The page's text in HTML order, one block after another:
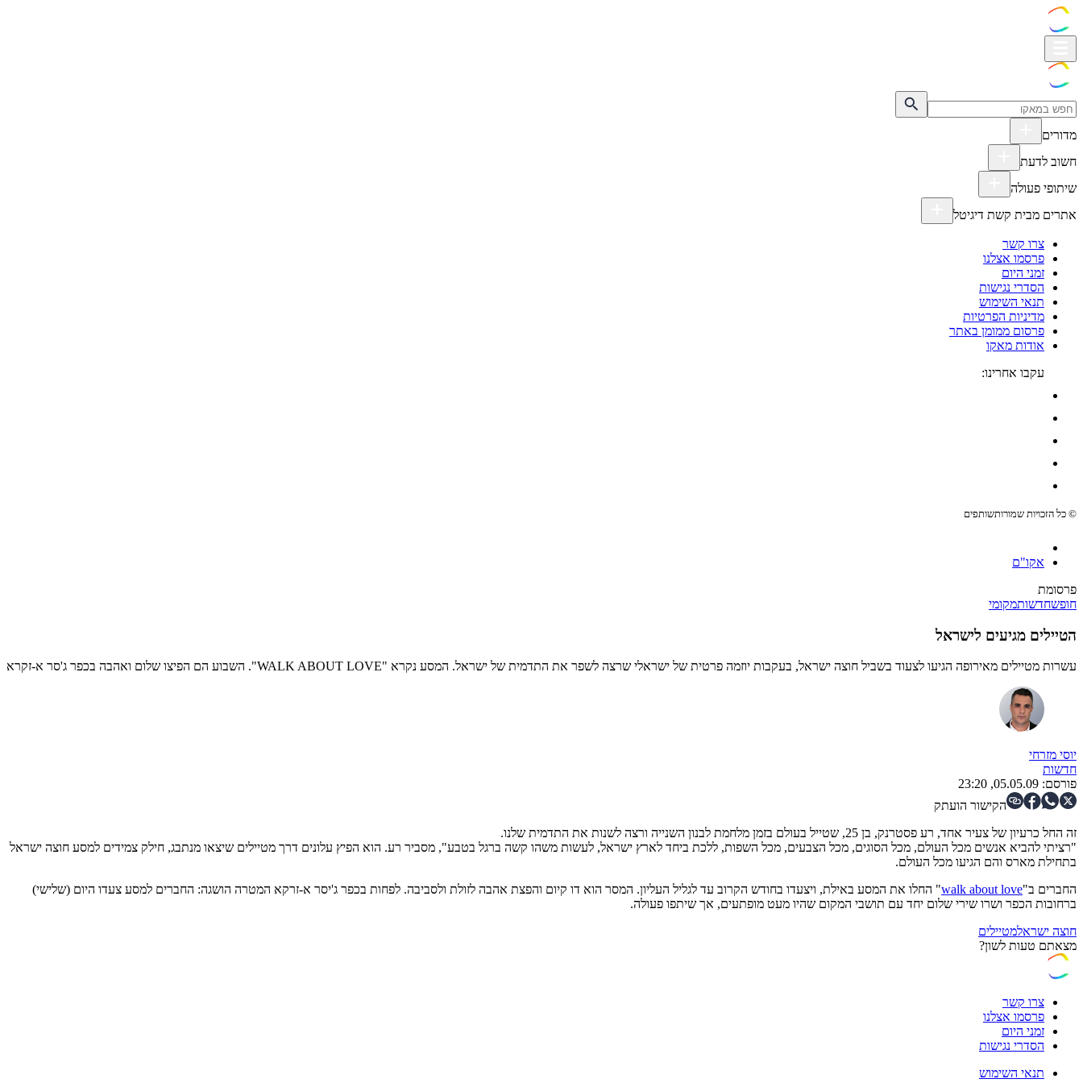
מדורים
חשוב לדעת
שיתופי פעולה
אתרים מבית קשת דיגיטל
צרו קשר
פרסמו אצלנו
זמני היום
הסדרי נגישות
תנאי השימוש
מדיניות הפרטיות
פרסום ממומן באתר
אודות מאקו
עקבו אחרינו:
© כל הזכויות שמורותשותפים
אקו"ם
פרסומת
חופשחדשותמקומי
הטיילים מגיעים לישראל
עשרות מטיילים מאירופה הגיעו לצעוד בשביל חוצה ישראל, בעקבות יוזמה פרטית של ישראלי שרצה לשפר את התדמית של ישראל. המסע נקרא "WALK ABOUT LOVE". השבוע הם הפיצו שלום ואהבה בכפר ג'סר א-זקרא
יוסי מזרחי
חדשות
פורסם: 05.05.09, 23:20
הקישור הועתק
זה החל כרעיון של צעיר אחד, רע פסטרנק, בן 25, שטייל בעולם בזמן מלחמת לבנון השנייה ורצה לשנות את התדמית שלנו.
"רציתי להביא אנשים מכל העולם, מכל הסוגים, מכל הצבעים, מכל השפות, ללכת ביחד לארץ ישראל, לעשות משהו קשה ברגל בטבע", מסביר רע. הוא הפיץ עלונים דרך מטיילים שיצאו מנתבג, חילק צמידים למסע חוצה ישראל
בתחילת מארס והם הגיעו מכל העולם.
החברים ב"walk about love" החלו את המסע באילת, ויצעדו בחודש הקרוב עד לגליל העליון. המסר הוא דו קיום והפצת אהבה לזולת ולסביבה. לפחות בכפר ג'יסר א-זרקא המטרה הושגה: החברים למסע צעדו היום (שלישי)
ברחובות הכפר ושרו שירי שלום יחד עם תושבי המקום שהיו מעט מופתעים, אך שיתפו פעולה.
חוצה ישראלמטיילים
מצאתם טעות לשון?
צרו קשר
פרסמו אצלנו
זמני היום
הסדרי נגישות
תנאי השימוש